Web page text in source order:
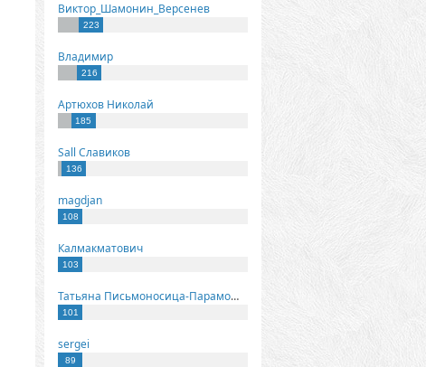
Виктор_Шамонин_Версенев
223
Владимир
216
Артюхов Николай
185
Sall Славиков
136
magdjan
108
Калмакматович
103
Татьяна Письмоносица-Парамонова
101
sergei
89